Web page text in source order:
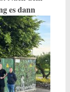
es dann